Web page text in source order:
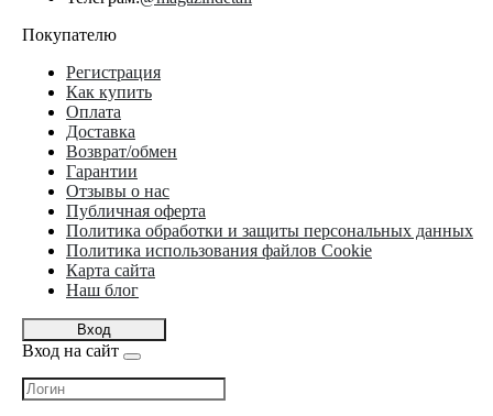
Покупателю
Регистрация
Как купить
Оплата
Доставка
Возврат/обмен
Гарантии
Отзывы о нас
Публичная оферта
Политика обработки и защиты персональных данных
Политика использования файлов Cookie
Карта сайта
Наш блог
Вход
Вход на сайт